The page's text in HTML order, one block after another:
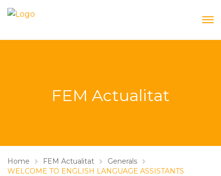
FEM Actualitat
Home FEM Actualitat
Generals
WELCOME TO ENGLISH LANGUAGE ASSISTANTS